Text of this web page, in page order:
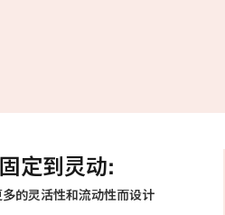
定到灵动:
多的灵活性和流动性而设计